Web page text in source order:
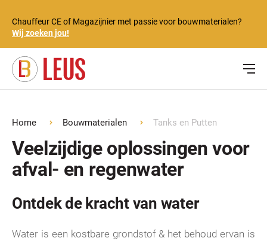
Chauffeur CE of Magazijnier met passie voor bouwmaterialen?
Wij zoeken jou!
Home Bouwmaterialen Tanks en Putten
Veelzijdige oplossingen voor
afval- en regenwater
Ontdek de kracht van water
Water is een kostbare grondstof & het behoud ervan is